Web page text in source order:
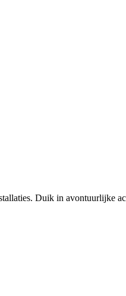
Duik in avontuurlijke